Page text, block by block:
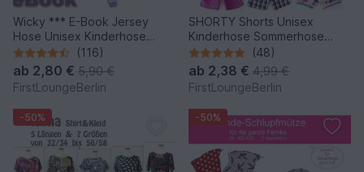
Wicky *** E-Book Jersey
Hose Unisex Kinderhose
Pumphose Größe 50-164
Nähanleitung mit
Schnittmuster von
firstloungeberlin
(116)
ab 2,80 € 5,90 €
FirstLoungeBerlin
SHORTY Shorts Unisex
Kinderhose Sommerhose
Hose in 9 Größen 50/56 bis
146/152 Nähen &
Schnittmuster -
firstloungeberlin
(48)
ab 2,38 € 4,99 €
FirstLoungeBerlin
-50% -50%